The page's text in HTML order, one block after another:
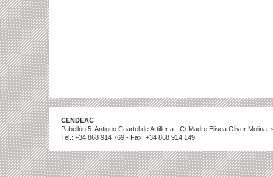
CENDEAC
Pabellón 5. Antiguo Cuartel de Artillería · C/ Madre Elisea Oliver
Tel.: +34 868 914 769 - Fax: +34 868 914 149